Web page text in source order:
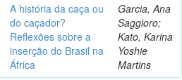
A história da caça ou
do caçador?
Reflexões sobre a
inserção do Brasil na
África
Garcia, Ana
Saggioro;
Kato, Karina
Yoshie
Martins